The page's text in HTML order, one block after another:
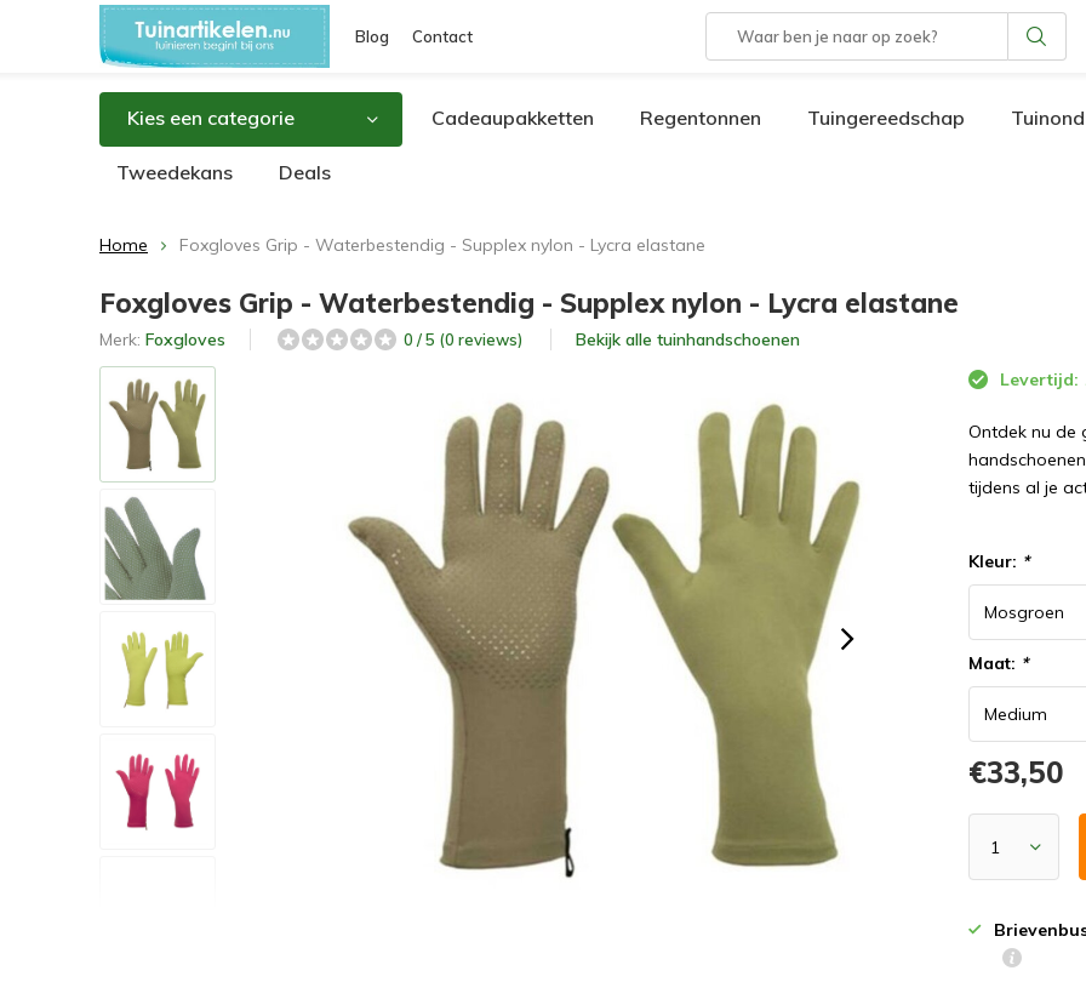
Blog Contact
Kies een categorie Cadeaupakketten Regentonnen Tuingereedschap
Tweedekans Deals
Home Foxgloves Grip - Waterbestendig - Supplex nylon - Lycra elastane
Foxgloves Grip - Waterbestendig - Supplex nylon - Lycra elastane
Merk: Foxgloves 0 / 5 (0 reviews) Bekijk alle tuinhandschoenen
Levertijd:
Ontdek nu de
tijdens al je
Kleur: *
Maat: *
€33,50